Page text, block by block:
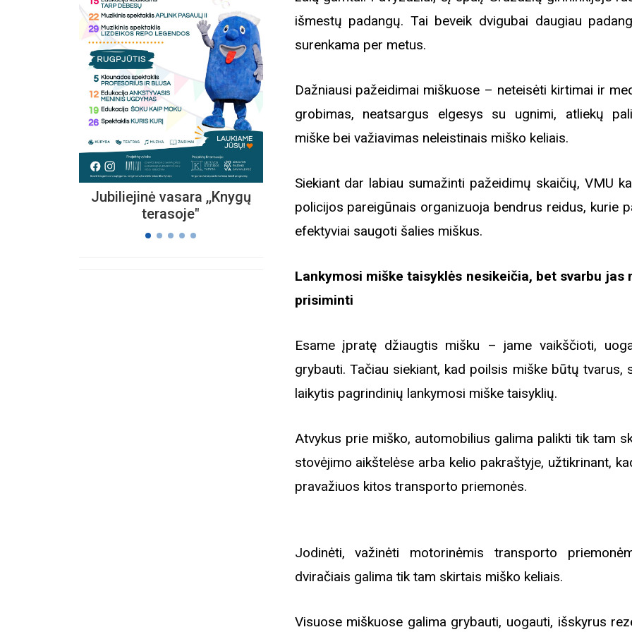
Jubiliejinė vasara ,,Knygų
terasoje"
Kviečiame aplankyti parodą
Viešpatie“. Legendinio
spektaklio kelionė“
išmestų padangų. Tai beveik dvigubai daugiau
surenkama per metus.
Dažniausi pažeidimai miškuose – neteisėti kirtimai ir
grobimas, neatsargus elgesys su ugnimi, atliekų
miške bei važiavimas neleistinais miško keliais.
Siekiant dar labiau sumažinti pažeidimų skaičių, VMU
policijos pareigūnais organizuoja bendrus reidus, kurie
efektyviai saugoti šalies miškus.
Lankymosi miške taisyklės nesikeičia, bet svarbu jas
prisiminti
Esame įpratę džiaugtis mišku – jame vaikščioti,
grybauti. Tačiau siekiant, kad poilsis miške būtų tvarus,
laikytis pagrindinių lankymosi miške taisyklių.
Atvykus prie miško, automobilius galima palikti tik tam
stovėjimo aikštelėse arba kelio pakraštyje, užtikrinant,
pravažiuos kitos transporto priemonės.
Jodinėti, važinėti motorinėmis transporto
dviračiais galima tik tam skirtais miško keliais.
Visuose miškuose galima grybauti, uogauti, išskyrus